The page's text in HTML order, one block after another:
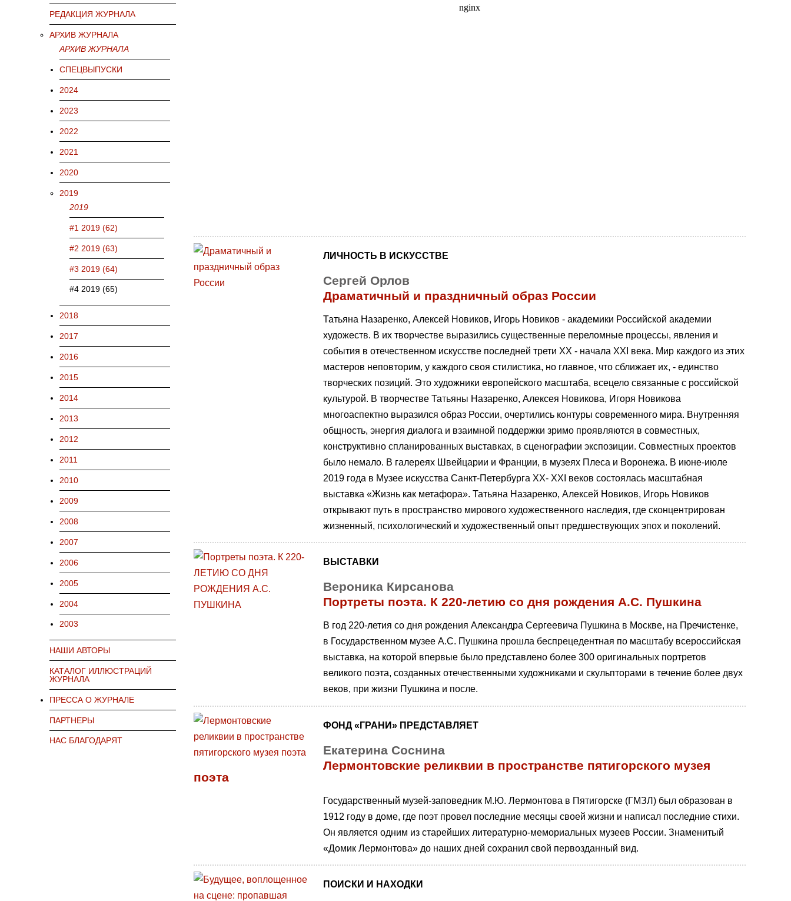
РЕДАКЦИЯ ЖУРНАЛА
АРХИВ ЖУРНАЛА
АРХИВ ЖУРНАЛА
СПЕЦВЫПУСКИ
2024
2023
2022
2021
2020
2019
2019
#1 2019 (62)
#2 2019 (63)
#3 2019 (64)
#4 2019 (65)
2018
2017
2016
2015
2014
2013
2012
2011
2010
2009
2008
2007
2006
2005
2004
2003
НАШИ АВТОРЫ
КАТАЛОГ ИЛЛЮСТРАЦИЙ
ЖУРНАЛА
ПРЕССА О ЖУРНАЛЕ
ПАРТНЕРЫ
НАС БЛАГОДАРЯТ
ЛИЧНОСТЬ В ИСКУССТВЕ
Сергей Орлов
Драматичный и праздничный образ России
Татьяна Назаренко, Алексей Новиков, Игорь Новиков - академики Российской академии
художеств. В их творчестве выразились существенные переломные процессы, явления и
события в отечественном искусстве последней трети XX - начала XXI века. Мир каждого из этих
мастеров неповторим, у каждого своя стилистика, но главное, что сближает их, - единство
творческих позиций. Это художники европейского масштаба, всецело связанные с российской
культурой. В творчестве Татьяны Назаренко, Алексея Новикова, Игоря Новикова
многоаспектно выразился образ России, очертились контуры современного мира. Внутренняя
общность, энергия диалога и взаимной поддержки зримо проявляются в совместных,
конструктивно спланированных выставках, в сценографии экспозиции. Совместных проектов
было немало. В галереях Швейцарии и Франции, в музеях Плеса и Воронежа. В июне-июле
2019 года в Музее искусства Санкт-Петербурга XX- XXI веков состоялась масштабная
выставка «Жизнь как метафора». Татьяна Назаренко, Алексей Новиков, Игорь Новиков
открывают путь в пространство мирового художественного наследия, где сконцентрирован
жизненный, психологический и художественный опыт предшествующих эпох и поколений.
ВЫСТАВКИ
Вероника Кирсанова
Портреты поэта. К 220-летию со дня рождения А.С. Пушкина
В год 220-летия со дня рождения Александра Сергеевича Пушкина в Москве, на Пречистенке,
в Государственном музее А.С. Пушкина прошла беспрецедентная по масштабу всероссийская
выставка, на которой впервые было представлено более 300 оригинальных портретов
великого поэта, созданных отечественными художниками и скульпторами в течение более двух
веков, при жизни Пушкина и после.
ФОНД «ГРАНИ» ПРЕДСТАВЛЯЕТ
Екатерина Соснина
Лермонтовские реликвии в пространстве пятигорского музея
поэта
Государственный музей-заповедник М.Ю. Лермонтова в Пятигорске (ГМЗЛ) был образован в
1912 году в доме, где поэт провел последние месяцы своей жизни и написал последние стихи.
Он является одним из старейших литературно-мемориальных музеев России. Знаменитый
«Домик Лермонтова» до наших дней сохранил свой первозданный вид.
ПОИСКИ И НАХОДКИ